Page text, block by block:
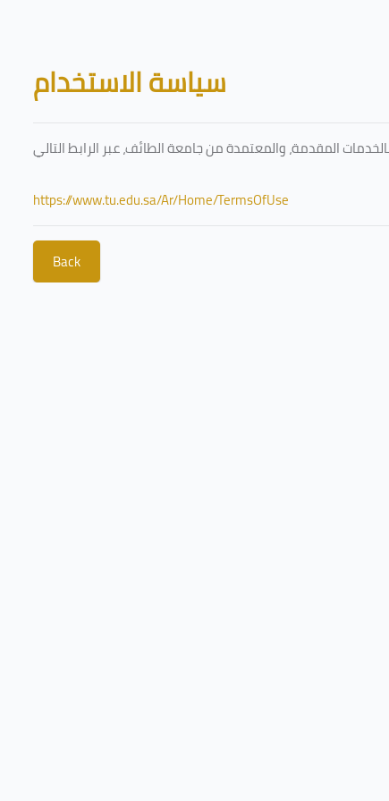
Blocks
سياسة الاستخدام
https://www.tu.edu.sa/Ar/Home/TermsOfUse
Back